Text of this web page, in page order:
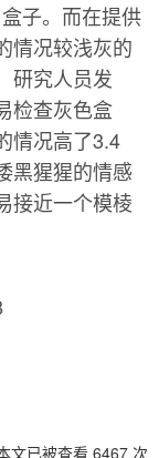
子。而在提供
情况较浅灰的
研究人员发
检查灰色盒
情况高了3.4
黑猩猩的情感
接近一个模棱
文已被查看 6467 次